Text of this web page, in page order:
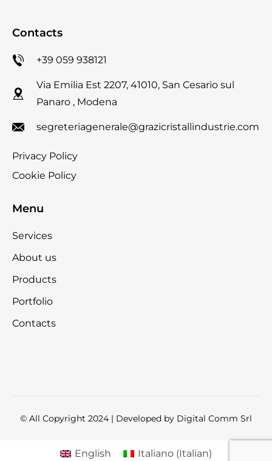
Contacts
+39 059 938121
Via Emilia Est 2207, 41010, San Cesario sul
Panaro , Modena
segreteriagenerale@grazicristallindustrie.com
Privacy Policy
Cookie Policy
Menu
Services
About us
Products
Portfolio
Contacts
© All Copyright 2024 | Developed by Digital Comm Srl
English Italiano (Italian)